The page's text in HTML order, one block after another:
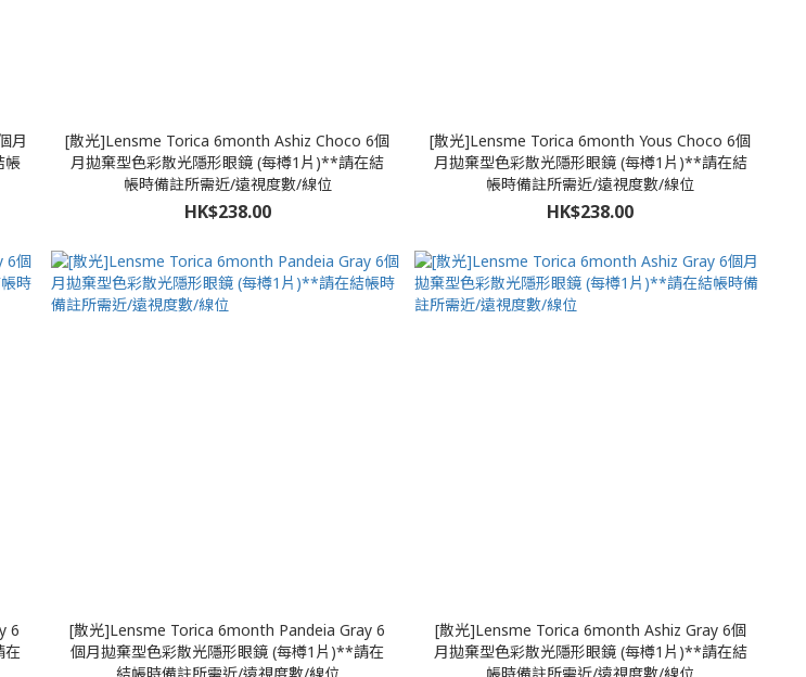
月
帳
[散光]Lensme Torica 6month Ashiz Choco 6個
月拋棄型色彩散光隱形眼鏡 (每樽1片)**請在結
帳時備註所需近/遠視度數/線位
HK$238.00
[散光]Lensme Torica 6month Yous Choco 6個
月拋棄型色彩散光隱形眼鏡 (每樽1片)**請在結
帳時備註所需近/遠視度數/線位
HK$238.00
6
在
[散光]Lensme Torica 6month Pandeia Gray 6
個月拋棄型色彩散光隱形眼鏡 (每樽1片)**請在
[散光]Lensme Torica 6month Ashiz Gray 6個
月拋棄型色彩散光隱形眼鏡 (每樽1片)**請在結